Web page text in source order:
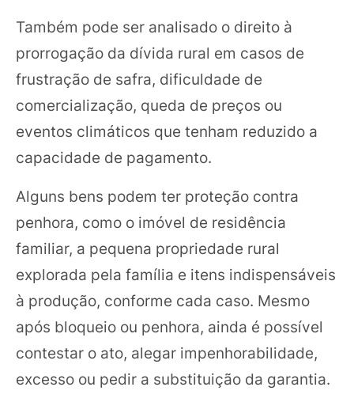
Também pode ser analisado o direito à
prorrogação da dívida rural em casos de
frustração de safra, dificuldade de
comercialização, queda de preços ou
eventos climáticos que tenham reduzido a
capacidade de pagamento.
Alguns bens podem ter proteção contra
penhora, como o imóvel de residência
familiar, a pequena propriedade rural
explorada pela família e itens indispensáveis
à produção, conforme cada caso. Mesmo
após bloqueio ou penhora, ainda é possível
contestar o ato, alegar impenhorabilidade,
excesso ou pedir a substituição da garantia.